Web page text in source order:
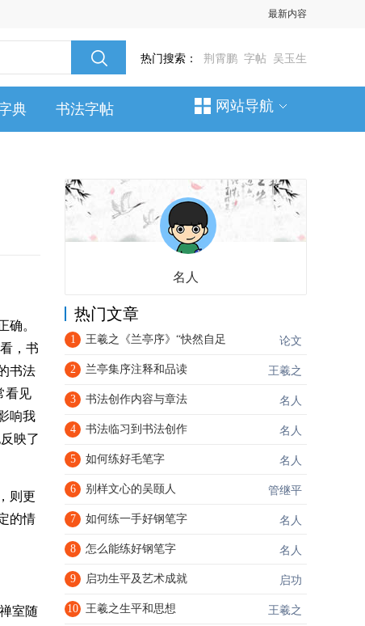
最新内容
热门搜索： 荆霄鹏 字帖 吴玉生
典 书法字帖 网站导航
确。
，书
书法
看见
响我
映了
则更
的情
禅室随
名人
热门文章
论文
1 王羲之《兰亭序》“快然自足
王羲之
2 兰亭集序注释和品读
名人
3 书法创作内容与章法
名人
4 书法临习到书法创作
名人
5 如何练好毛笔字
管继平
6 别样文心的吴颐人
名人
7 如何练一手好钢笔字
名人
8 怎么能练好钢笔字
启功
9 启功生平及艺术成就
王羲之
10 王羲之生平和思想